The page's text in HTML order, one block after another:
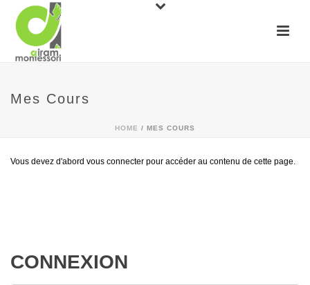
Mes Cours
HOME / MES COURS
Vous devez d'abord vous connecter pour accéder au contenu de cette page.
CONNEXION